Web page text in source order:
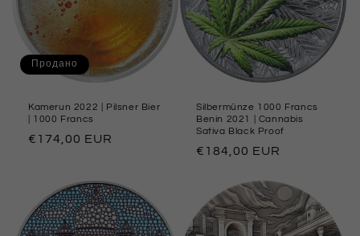
Продано
Kamerun 2022 | Pilsner Bier
| 1000 Francs
Обычная
€174,00 EUR
Silbermünze 1000 Francs
Benin 2021 | Cannabis
Sativa Black Proof
Обычная
€184,00 EUR